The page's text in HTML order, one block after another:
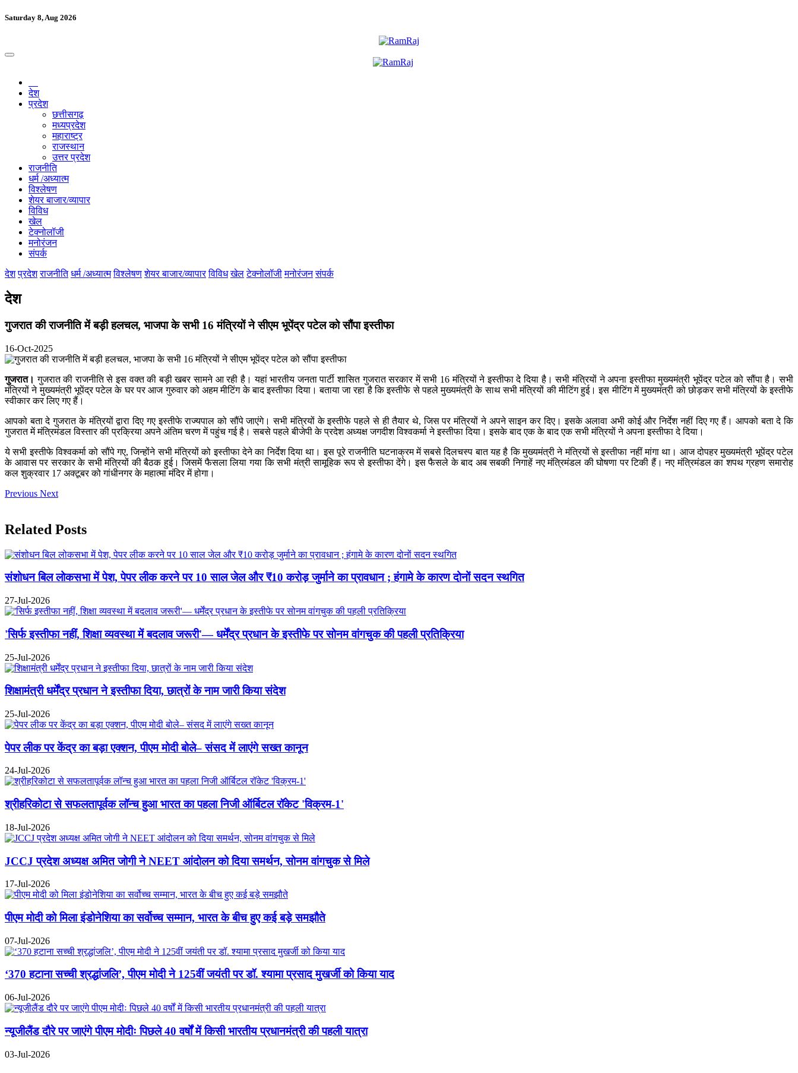
Saturday 8, Aug 2026
देश
प्रदेश
छत्तीसगढ़
मध्यप्रदेश
महाराष्ट्र
राजस्थान
उत्तर प्रदेश
राजनीति
धर्म /अध्यात्म
विश्लेषण
शेयर बाजार/व्यापार
विविध
खेल
टेक्नोलॉजी
मनोरंजन
संपर्क
देश प्रदेश राजनीति धर्म /अध्यात्म विश्लेषण शेयर बाजार/व्यापार विविध खेल टेक्नोलॉजी मनोरंजन संपर्क
देश
गुजरात की राजनीति में बड़ी हलचल, भाजपा के सभी 16 मंत्रियों ने सीएम भूपेंद्र पटेल को सौंपा इस्तीफा
16-Oct-2025
गुजरात। गुजरात की राजनीति से इस वक्त की बड़ी खबर सामने आ रही है। यहां भारतीय जनता पार्टी शासित गुजरात सरकार में सभी 16 मंत्रियों ने इस्तीफा दे दिया है। सभी मंत्रियों ने अपना इस्तीफा मुख्यमंत्री भूपेंद्र पटेल को सौंपा है। सभी
मंत्रियों ने मुख्यमंत्री भूपेंद्र पटेल के घर पर आज गुरुवार को अहम मीटिंग के बाद इस्तीफा दिया। बताया जा रहा है कि इस्तीफे से पहले मुख्यमंत्री के साथ सभी मंत्रियों की मीटिंग हुई। इस मीटिंग में मुख्यमंत्री को छोड़कर सभी मंत्रियों के इस्तीफे
स्वीकार कर लिए गए हैं।
आपको बता दे गुजरात के मंत्रियों द्वारा दिए गए इस्तीफे राज्यपाल को सौंपे जाएंगे। सभी मंत्रियों के इस्तीफे पहले से ही तैयार थे, जिस पर मंत्रियों ने अपने साइन कर दिए। इसके अलावा अभी कोई और निर्देश नहीं दिए गए हैं। आपको बता दे कि
गुजरात में मंत्रिमंडल विस्तार की प्रक्रिया अपने अंतिम चरण में पहुंच गई है। सबसे पहले बीजेपी के प्रदेश अध्यक्ष जगदीश विश्वकर्मा ने इस्तीफा दिया। इसके बाद एक के बाद एक सभी मंत्रियों ने अपना इस्तीफा दे दिया।
ये सभी इस्तीफे विश्वकर्मा को सौंपे गए, जिन्होंने सभी मंत्रियों को इस्तीफा देने का निर्देश दिया था। इस पूरे राजनीति घटनाक्रम में सबसे दिलचस्प बात यह है कि मुख्यमंत्री ने मंत्रियों से इस्तीफा नहीं मांगा था। आज दोपहर मुख्यमंत्री भूपेंद्र पटेल
के आवास पर सरकार के सभी मंत्रियों की बैठक हुई। जिसमें फैसला लिया गया कि सभी मंत्री सामूहिक रूप से इस्तीफा देंगे। इस फैसले के बाद अब सबकी निगाहें नए मंत्रिमंडल की घोषणा पर टिकी हैं। नए मंत्रिमंडल का शपथ ग्रहण समारोह
कल शुक्रवार 17 अक्टूबर को गांधीनगर के महात्मा मंदिर में होगा।
Previous Next
Related Posts
संशोधन बिल लोकसभा में पेश, पेपर लीक करने पर 10 साल जेल और ₹10 करोड़ जुर्माने का प्रावधान ; हंगामे के कारण दोनों सदन स्थगित
27-Jul-2026
'सिर्फ इस्तीफा नहीं, शिक्षा व्यवस्था में बदलाव जरूरी'— धर्मेंद्र प्रधान के इस्तीफे पर सोनम वांगचुक की पहली प्रतिक्रिया
25-Jul-2026
शिक्षामंत्री धर्मेंद्र प्रधान ने इस्तीफा दिया, छात्रों के नाम जारी किया संदेश
25-Jul-2026
पेपर लीक पर केंद्र का बड़ा एक्शन, पीएम मोदी बोले– संसद में लाएंगे सख्त कानून
24-Jul-2026
श्रीहरिकोटा से सफलतापूर्वक लॉन्च हुआ भारत का पहला निजी ऑर्बिटल रॉकेट 'विक्रम-1'
18-Jul-2026
JCCJ प्रदेश अध्यक्ष अमित जोगी ने NEET आंदोलन को दिया समर्थन, सोनम वांगचुक से मिले
17-Jul-2026
पीएम मोदी को मिला इंडोनेशिया का सर्वोच्च सम्मान, भारत के बीच हुए कई बड़े समझौते
07-Jul-2026
‘370 हटाना सच्ची श्रद्धांजलि’, पीएम मोदी ने 125वीं जयंती पर डॉ. श्यामा प्रसाद मुखर्जी को किया याद
06-Jul-2026
न्यूजीलैंड दौरे पर जाएंगे पीएम मोदीः पिछले 40 वर्षों में किसी भारतीय प्रधानमंत्री की पहली यात्रा
03-Jul-2026